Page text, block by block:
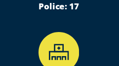
Police: 17